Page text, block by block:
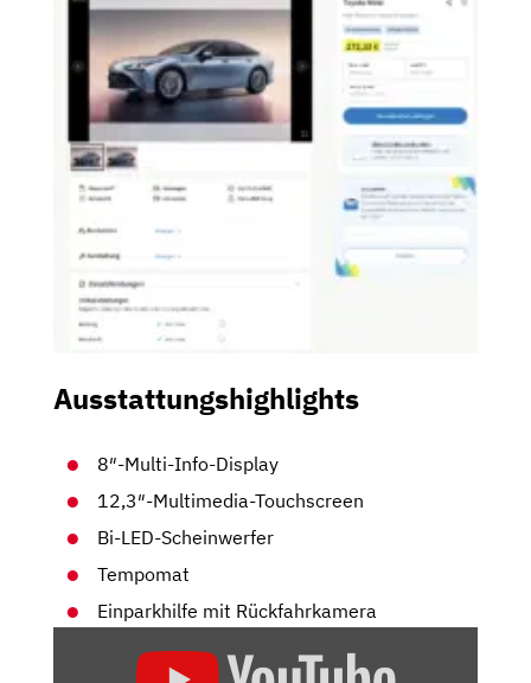
Ausstattungshighlights
8″-Multi-Info-Display
12,3″-Multimedia-Touchscreen
Bi-LED-Scheinwerfer
Tempomat
Einparkhilfe mit Rückfahrkamera
ELEKTRO-